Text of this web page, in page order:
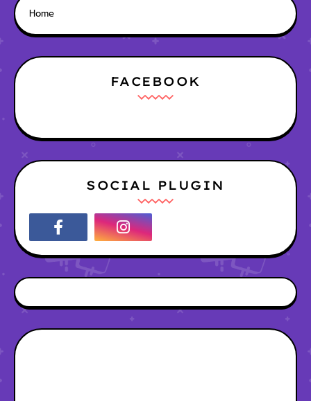
Home
FACEBOOK
SOCIAL PLUGIN